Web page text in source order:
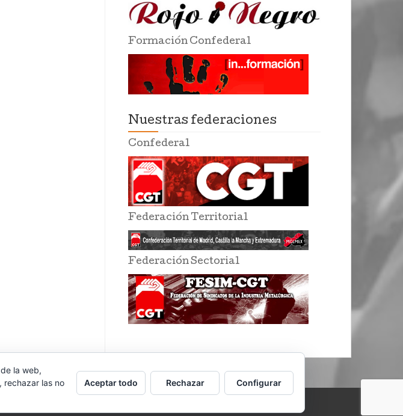
Formación Confederal
Nuestras federaciones
Confederal
Federación Territorial
Federación Sectorial
la web,
rechazar las no
Aceptar todo Rechazar Configurar